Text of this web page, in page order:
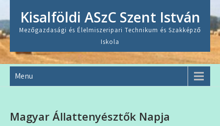
content
Kisalföldi ASzC Szent István
Mezőgazdasági és Élelmiszeripari Technikum és Szakképző
Iskola
Menu
Magyar Állattenyésztők Napja